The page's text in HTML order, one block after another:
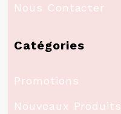
Nous Contacter
Catégories
Promotions
Nouveaux Produits